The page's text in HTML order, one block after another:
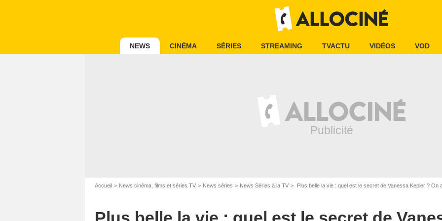
NEWS CINÉMA SÉRIES STREAMING TVACTU VIDÉOS VOD
Accueil News cinéma, films et séries TV News séries News Séries à la TV Plus belle la vie : quel est le secret de Vanessa Kepler ? On